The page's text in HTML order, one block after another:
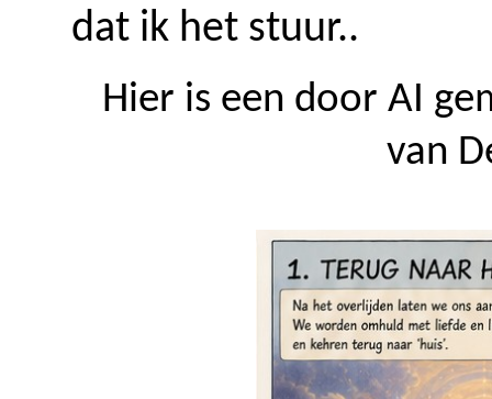
dat ik het stuur..
Hier is een door AI
van